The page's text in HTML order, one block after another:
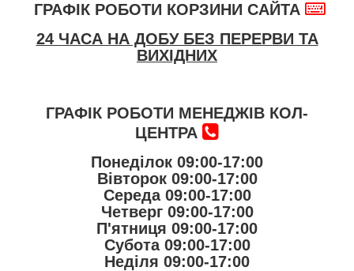
ГРАФІК РОБОТИ КОРЗИНИ САЙТА
24 ЧАСА НА ДОБУ БЕЗ ПЕРЕРВИ ТА
ВИХІДНИХ
ГРАФІК РОБОТИ МЕНЕДЖІВ КОЛ-
ЦЕНТРА
Понеділок 09:00-17:00
Вівторок 09:00-17:00
Середа 09:00-17:00
Четверг 09:00-17:00
П'ятниця 09:00-17:00
Субота 09:00-17:00
Неділя 09:00-17:00